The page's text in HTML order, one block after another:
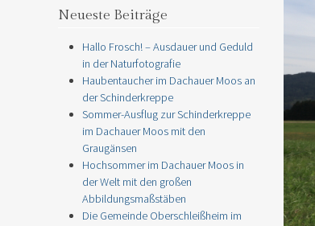
Neueste Beiträge
Hallo Frosch! – Ausdauer und Geduld
in der Naturfotografie
Haubentaucher im Dachauer Moos an
der Schinderkreppe
Sommer-Ausflug zur Schinderkreppe
im Dachauer Moos mit den
Graugänsen
Hochsommer im Dachauer Moos in
der Welt mit den großen
Abbildungsmaßstäben
Die Gemeinde Oberschleißheim im